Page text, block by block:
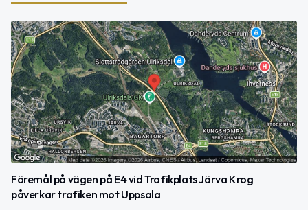
Föremål på vägen på E4 vid Trafikplats Järva Krog
påverkar trafiken mot Uppsala